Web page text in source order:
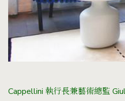
Cappellini 執行長兼藝術總監